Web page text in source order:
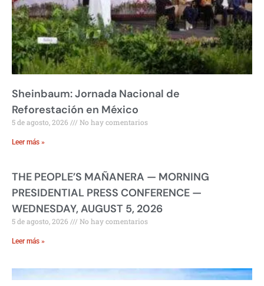
Sheinbaum: Jornada Nacional de
Reforestación en México
5 de agosto, 2026 No hay comentarios
Leer más »
THE PEOPLE’S MAÑANERA — MORNING
PRESIDENTIAL PRESS CONFERENCE —
WEDNESDAY, AUGUST 5, 2026
5 de agosto, 2026 No hay comentarios
Leer más »